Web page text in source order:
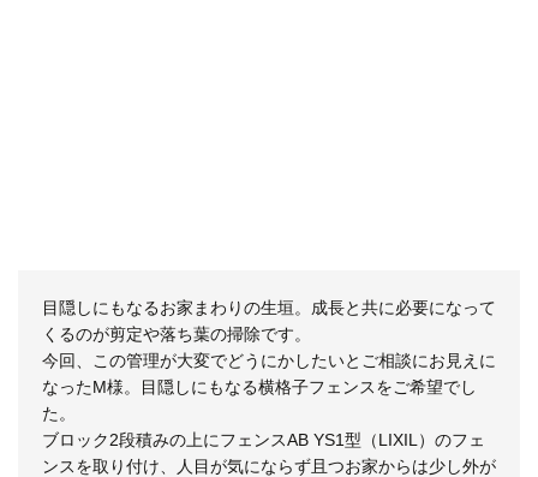
目隠しにもなるお家まわりの生垣。成長と共に必要になって
くるのが剪定や落ち葉の掃除です。
今回、この管理が大変でどうにかしたいとご相談にお見えに
なったM様。目隠しにもなる横格子フェンスをご希望でし
た。
ブロック2段積みの上にフェンスAB YS1型（LIXIL）のフェ
ンスを取り付け、人目が気にならず且つお家からは少し外が